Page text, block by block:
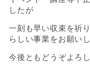
したが
一刻も早い収束を祈
らしい事業をお願い
今後ともどうぞよろ